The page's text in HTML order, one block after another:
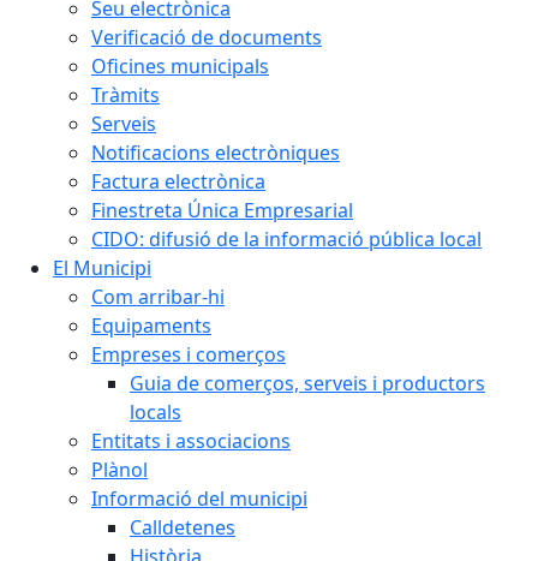
Seu electrònica
Verificació de documents
Oficines municipals
Tràmits
Serveis
Notificacions electròniques
Factura electrònica
Finestreta Única Empresarial
CIDO: difusió de la informació pública local
El Municipi
Com arribar-hi
Equipaments
Empreses i comerços
Guia de comerços, serveis i productors
locals
Entitats i associacions
Plànol
Informació del municipi
Calldetenes